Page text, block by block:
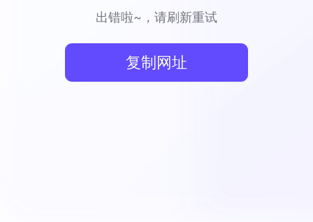
出错啦~，请刷新重试
复制网址